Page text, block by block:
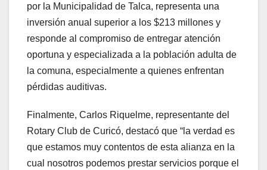
por la Municipalidad de Talca, representa una
inversión anual superior a los $213 millones y
responde al compromiso de entregar atención
oportuna y especializada a la población adulta de
la comuna, especialmente a quienes enfrentan
pérdidas auditivas.
Finalmente, Carlos Riquelme, representante del
Rotary Club de Curicó, destacó que “la verdad es
que estamos muy contentos de esta alianza en la
cual nosotros podemos prestar servicios porque el